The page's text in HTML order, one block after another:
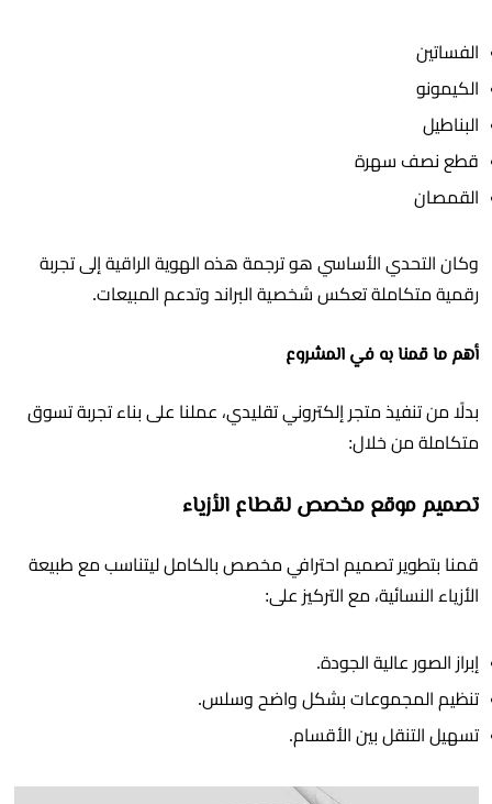
الفساتين
الكيمونو
البناطيل
قطع نصف سهرة
القمصان
وكان التحدي الأساسي هو ترجمة هذه الهوية الراقية إلى تجربة
رقمية متكاملة تعكس شخصية البراند وتدعم المبيعات.
أهم ما قمنا به في المشروع
بدلًا من تنفيذ متجر إلكتروني تقليدي، عملنا على بناء تجربة تسوق
متكاملة من خلال:
تصميم موقع مخصص لقطاع الأزياء
قمنا بتطوير تصميم احترافي مخصص بالكامل ليتناسب مع طبيعة
الأزياء النسائية، مع التركيز على:
إبراز الصور عالية الجودة.
تنظيم المجموعات بشكل واضح وسلس.
تسهيل التنقل بين الأقسام.